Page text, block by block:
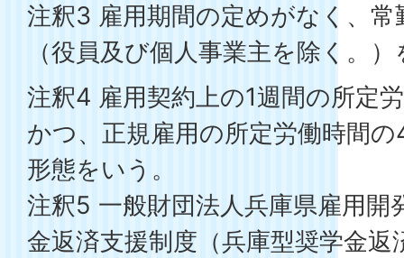
注釈3 雇用期間の定めがなく、
（役員及び個人事業主を除く。
注釈4 雇用契約上の1週間の所定
かつ、正規雇用の所定労働時間
形態をいう。
注釈5 一般財団法人兵庫県雇用開
金返済支援制度（兵庫型奨学金